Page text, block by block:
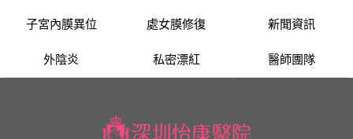
子宮內膜異位
外陰炎
處女膜修復
私密漂紅
新聞資訊
醫師團隊